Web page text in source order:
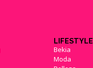
LIFESTYLE
Bekia
Moda